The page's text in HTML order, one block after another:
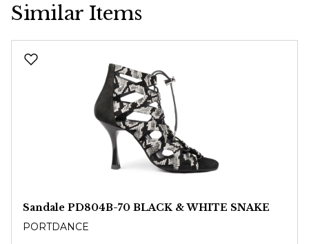
Similar Items
Sandale PD804B-70 BLACK & WHITE SNAKE
PORTDANCE